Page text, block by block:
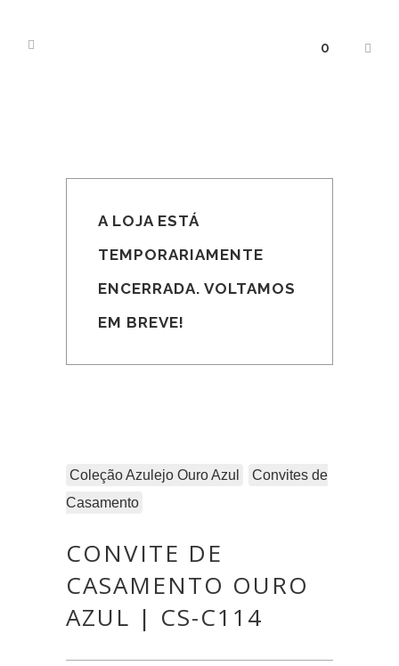
0
A LOJA ESTÁ
TEMPORARIAMENTE
ENCERRADA. VOLTAMOS
EM BREVE!
Coleção Azulejo Ouro Azul
Convites de
Casamento
CONVITE DE
CASAMENTO OURO
AZUL | CS-C114